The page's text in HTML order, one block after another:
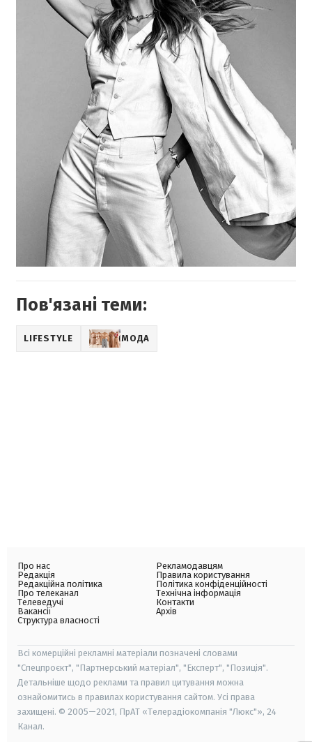
Пов'язані теми:
LIFESTYLE МОДА
Про нас
Редакція
Редакційна політика
Про телеканал
Телеведучі
Вакансії
Структура власності
Рекламодавцям
Правила користування
Політика конфіденційності
Технічна інформація
Контакти
Архів
Всі комерційні рекламні матеріали позначені словами
"Спецпроєкт", "Партнерський матеріал", "Експерт", "Позиція".
Детальніше щодо реклами та правил цитування можна
ознайомитись в правилах користування сайтом. Усі права
захищені. © 2005—2021, ПрАТ «Телерадіокомпанія "Люкс"», 24
Канал.